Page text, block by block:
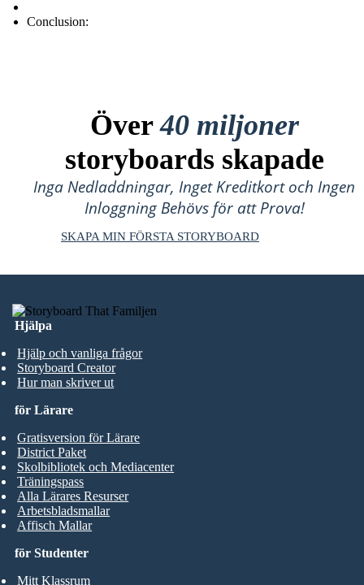
Conclusion:
Över40 miljoner
storyboards skapade
Inga Nedladdningar, Inget Kreditkort och Ingen
Inloggning Behövs för att Prova!
SKAPA MIN FÖRSTA STORYBOARD
Hjälpa
Hjälp och vanliga frågor
Storyboard Creator
Hur man skriver ut
för Studenter
Mitt Klassrum
för Lärare
Gratisversion för Lärare
District Paket
Skolbibliotek och Mediacenter
Träningspass
Alla Lärares Resurser
Arbetsbladsmallar
Affisch Mallar